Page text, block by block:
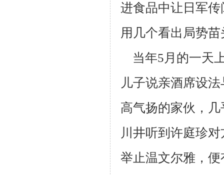
进食品中让日军
用几个看出局势苗
当年5月的一天
儿子说亲酒席设
高气扬的家伙，几
川井听到 许庭珍对
举止温文尔雅，